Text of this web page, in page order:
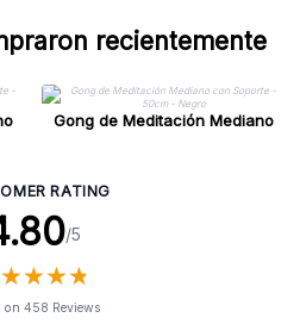
recientemente
Gong de Meditación Mediano
RATING
/5
★★★★
★★★★
on 458 Reviews